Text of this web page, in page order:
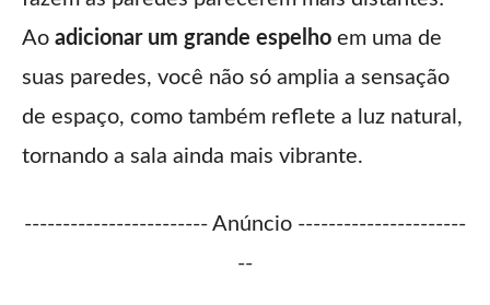
Ao adicionar um grande espelho em uma de
suas paredes, você não só amplia a sensação
de espaço, como também reflete a luz natural,
tornando a sala ainda mais vibrante.
------------------------ Anúncio ----------------------
--